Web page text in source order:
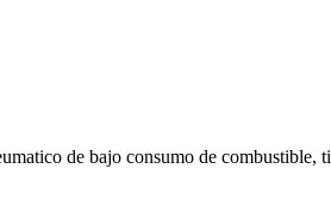
de bajo consumo de combustible,